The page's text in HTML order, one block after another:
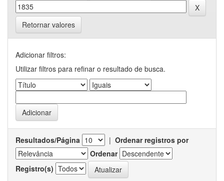
Retornar valores
Adicionar filtros:
Utilizar filtros para refinar o resultado de busca.
Resultados/Página | Ordenar registros por
Ordenar
Registro(s)